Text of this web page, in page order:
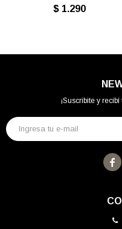
$ 1.290
¡Suscribite y
